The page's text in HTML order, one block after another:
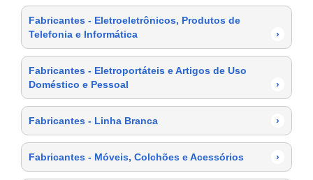
Fabricantes - Eletroeletrônicos, Produtos de
Telefonia e Informática
›
Fabricantes - Eletroportáteis e Artigos de Uso
Doméstico e Pessoal
›
Fabricantes - Linha Branca ›
Fabricantes - Móveis, Colchões e Acessórios ›